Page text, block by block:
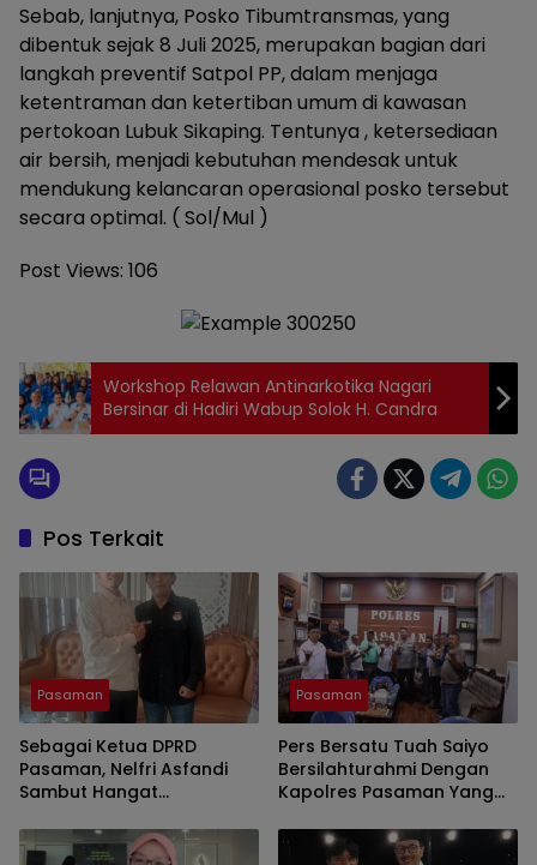
Sebab, lanjutnya, Posko Tibumtransmas, yang
dibentuk sejak 8 Juli 2025, merupakan bagian dari
langkah preventif Satpol PP, dalam menjaga
ketentraman dan ketertiban umum di kawasan
pertokoan Lubuk Sikaping. Tentunya , ketersediaan
air bersih, menjadi kebutuhan mendesak untuk
mendukung kelancaran operasional posko tersebut
secara optimal. ( Sol/Mul )
Post Views: 106
Workshop Relawan Antinarkotika Nagari
Bersinar di Hadiri Wabup Solok H. Candra
Pos Terkait
Pasaman
Sebagai Ketua DPRD
Pasaman, Nelfri Asfandi
Sambut Hangat
Tuah Saiyo.
Pasaman
Pers Bersatu Tuah Saiyo
Bersilahturahmi Dengan
Kapolres Pasaman Yang